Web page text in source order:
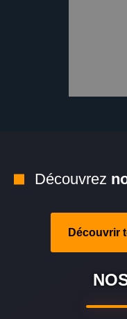
Découvrez
Découvrir